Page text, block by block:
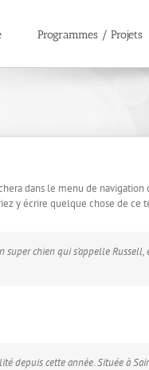
Programmes / Projets
dans le menu de
y écrire quelque chose de ce
chien qui s’appelle
depuis cette année. Située à